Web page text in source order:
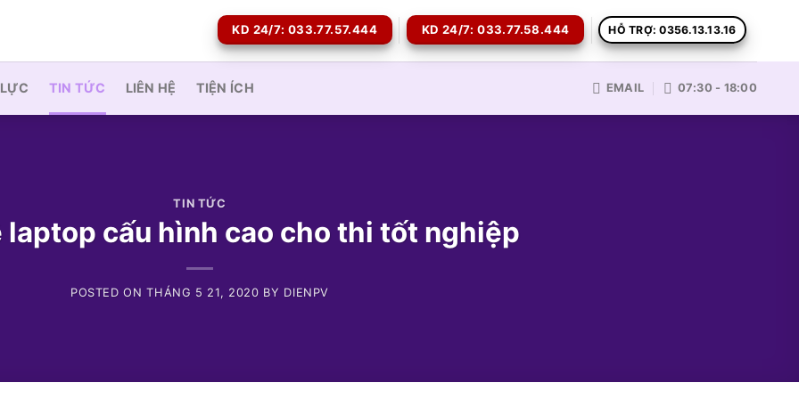
KD 24/7: 033.77.57.444 KD 24/7: 033.77.58.444 HỖ TRỢ: 0356.13.13.16
TIN TỨC LIÊN HỆ TIỆN ÍCH EMAIL 07:30 - 18:00
TIN TỨC
laptop cấu hình cao cho thi tốt nghiệp
POSTED ONTHÁNG 5 21, 2020 BY DIENPV